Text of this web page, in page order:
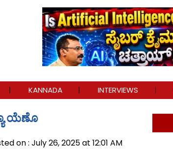
KANNADA INTERVIEWS
ಯೆಣೊ
on : July 26, 2025 at 12:01 AM